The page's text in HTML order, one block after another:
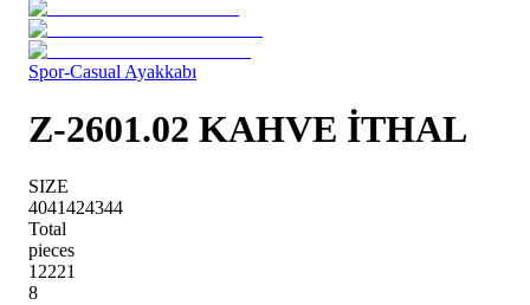
Spor-Casual Ayakkabı
Z-2601.02 KAHVE İTHAL
SIZE
4041424344
Total
pieces
12221
8